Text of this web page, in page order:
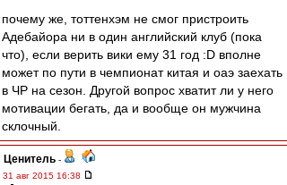
почему же, тоттенхэм не смог пристроить
Адебайора ни в один английский клуб (пока
что), если верить вики ему 31 год :D вполне
может по пути в чемпионат китая и оаэ заехать
в ЧР на сезон. Другой вопрос хватит ли у него
мотивации бегать, да и вообще он мужчина
склочный.
Ценитель -
31 авг 2015 16:38